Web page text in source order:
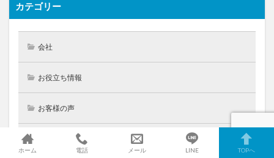
カテゴリー
会社
お役立ち情報
お客様の声
お客様ご紹介（ホームページ制作実績）
ホーム 電話 メール LINE TOPへ